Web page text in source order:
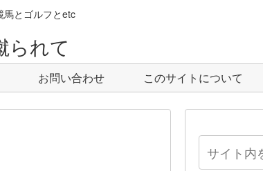
馬とゴルフとetc
られて
お問い合わせ このサイトについて